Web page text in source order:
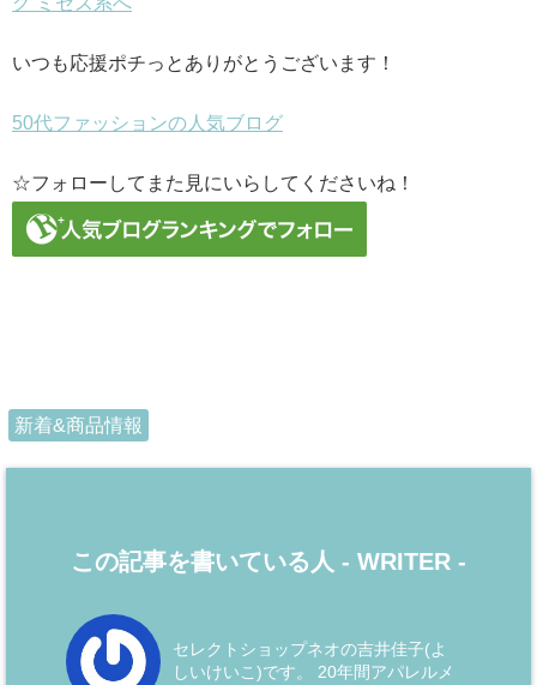
いつも応援ポチっとありがとうございます！
50代ファッションの人気ブログ
☆フォローしてまた見にいらしてくださいね！
新着&商品情報
この記事を書いている人 - WRITER -
セレクトショップネオの吉井佳子(よ
しいけいこ)です。 20年間アパレルメ